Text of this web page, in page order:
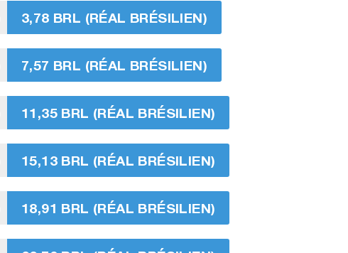
3,78 BRL (RÉAL BRÉSILIEN)
7,57 BRL (RÉAL BRÉSILIEN)
11,35 BRL (RÉAL BRÉSILIEN)
15,13 BRL (RÉAL BRÉSILIEN)
18,91 BRL (RÉAL BRÉSILIEN)